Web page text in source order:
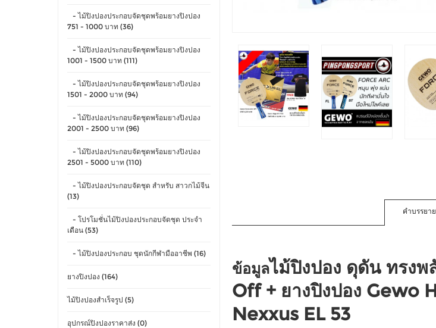
- ไม้ปิงปองประกอบจัดชุดพร้อมยางปิงปอง
751 - 1000 บาท (36)
- ไม้ปิงปองประกอบจัดชุดพร้อมยางปิงปอง
1001 - 1500 บาท (111)
- ไม้ปิงปองประกอบจัดชุดพร้อมยางปิงปอง
1501 - 2000 บาท (94)
- ไม้ปิงปองประกอบจัดชุดพร้อมยางปิงปอง
2001 - 2500 บาท (96)
- ไม้ปิงปองประกอบจัดชุดพร้อมยางปิงปอง
2501 - 5000 บาท (110)
- ไม้ปิงปองประกอบจัดชุด สำหรับ สาวกไม้จีน
(13)
- โปรโมชั่นไม้ปิงปองประกอบจัดชุด ประจำ
เดือน (53)
- ไม้ปิงปองประกอบ ชุดนักกีฬามืออาชีพ (16)
ยางปิงปอง (164)
ไม้ปิงปองสำเร็จรูป (5)
อุปกรณ์ปิงปองราคาส่ง (0)
คำบรรยา
ข้อมูลไม้ปิงปอง ดุดัน ทรง
Off + ยางปิงปอง Gewo
Nexxus EL 53